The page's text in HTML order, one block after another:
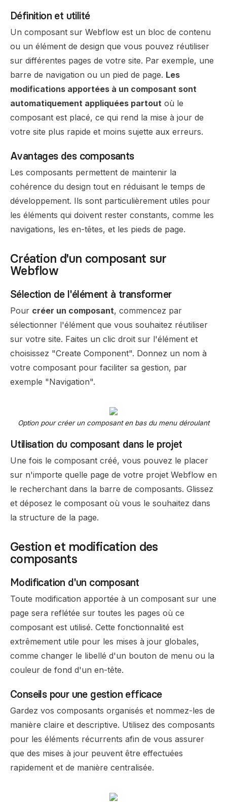
Définition et utilité
Un composant sur Webflow est un bloc de contenu
ou un élément de design que vous pouvez réutiliser
sur différentes pages de votre site. Par exemple, une
barre de navigation ou un pied de page. Les
modifications apportées à un composant sont
automatiquement appliquées partout où le
composant est placé, ce qui rend la mise à jour de
votre site plus rapide et moins sujette aux erreurs.
Avantages des composants
Les composants permettent de maintenir la
cohérence du design tout en réduisant le temps de
développement. Ils sont particulièrement utiles pour
les éléments qui doivent rester constants, comme les
navigations, les en-têtes, et les pieds de page.
Création d'un composant sur
Webflow
Sélection de l'élément à transformer
Pour créer un composant, commencez par
sélectionner l'élément que vous souhaitez réutiliser
sur votre site. Faites un clic droit sur l'élément et
choisissez "Create Component". Donnez un nom à
votre composant pour faciliter sa gestion, par
exemple "Navigation".
Option pour créer un composant en bas du menu déroulant
Utilisation du composant dans le projet
Une fois le composant créé, vous pouvez le placer
sur n'importe quelle page de votre projet Webflow en
le recherchant dans la barre de composants. Glissez
et déposez le composant où vous le souhaitez dans
la structure de la page.
Gestion et modification des
composants
Modification d'un composant
Toute modification apportée à un composant sur une
page sera reflétée sur toutes les pages où ce
composant est utilisé. Cette fonctionnalité est
extrêmement utile pour les mises à jour globales,
comme changer le libellé d'un bouton de menu ou la
couleur de fond d'un en-tête.
Conseils pour une gestion efficace
Gardez vos composants organisés et nommez-les de
manière claire et descriptive. Utilisez des composants
pour les éléments récurrents afin de vous assurer
que des mises à jour peuvent être effectuées
rapidement et de manière centralisée.